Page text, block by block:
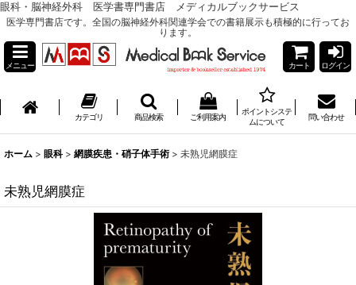
眼科・脳神経外科 医学書専門書店 メディカルブックサービス
医学専門書店です。全国の脳神経外科関連学会での書籍展示も積極的に行ってお
ります。
メニュー カート ログイン
カテゴリ 商品検索 ご利用案内
ポイントシステ
ムについて
問い合わせ
ホーム > 眼科 > 網膜疾患・硝子体手術 > 未熟児網膜症
未熟児網膜症